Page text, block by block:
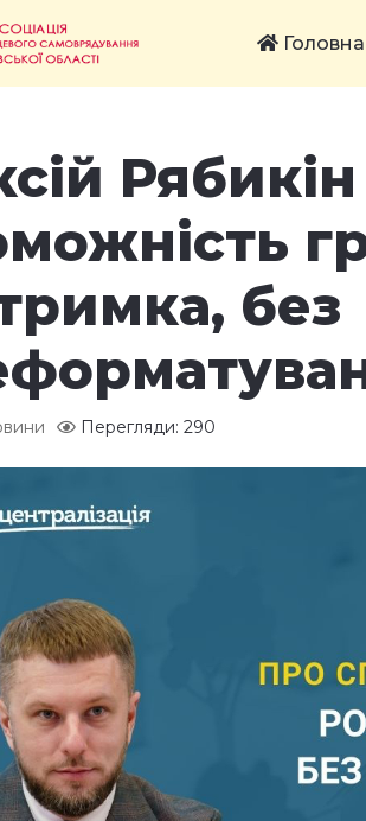
Головна
без
Перегляди: 290